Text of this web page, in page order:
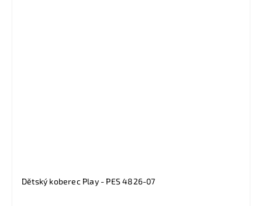
Dětský koberec Play - PES 4826-07